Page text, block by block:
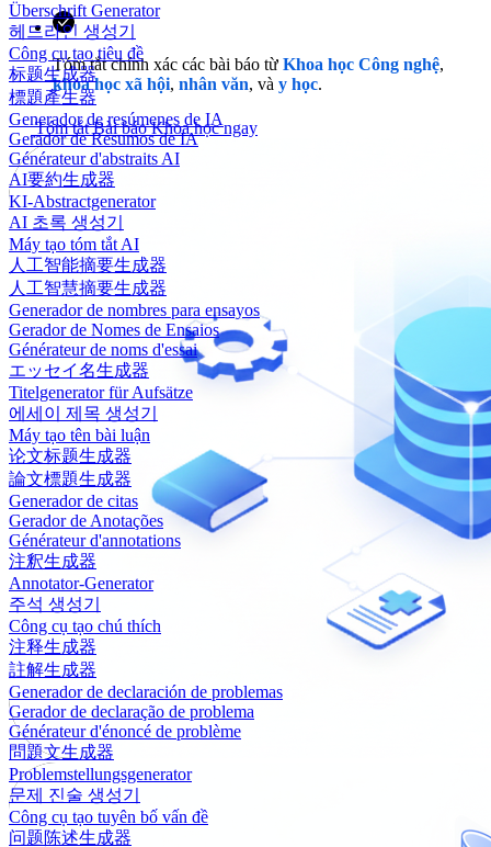
Überschrift Generator
헤드라인 생성기
Công cụ tạo tiêu đề
标题生成器
標題產生器
Generador de resúmenes de IA
Gerador de Resumos de IA
Générateur d'abstraits AI
AI要約生成器
KI-Abstractgenerator
AI 초록 생성기
Máy tạo tóm tắt AI
人工智能摘要生成器
人工智慧摘要生成器
Generador de nombres para ensayos
Gerador de Nomes de Ensaios
Générateur de noms d'essai
エッセイ名生成器
Titelgenerator für Aufsätze
에세이 제목 생성기
Máy tạo tên bài luận
论文标题生成器
論文標題生成器
Generador de citas
Gerador de Anotações
Générateur d'annotations
注釈生成器
Annotator-Generator
주석 생성기
Công cụ tạo chú thích
注释生成器
註解生成器
Generador de declaración de problemas
Gerador de declaração de problema
Générateur d'énoncé de problème
問題文生成器
Problemstellungsgenerator
문제 진술 생성기
Công cụ tạo tuyên bố vấn đề
问题陈述生成器
Tóm tắt chính xác các bài báo từ Khoa học Công nghệ,
khoa học xã hội, nhân văn, và y học.
Tóm tắt Bài báo Khoa học ngay